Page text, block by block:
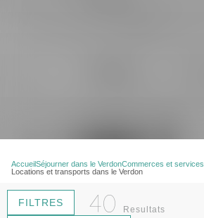
AccueilSéjourner dans le VerdonCommerces et services
Locations et transports dans le Verdon
FILTRES 40 Resultats